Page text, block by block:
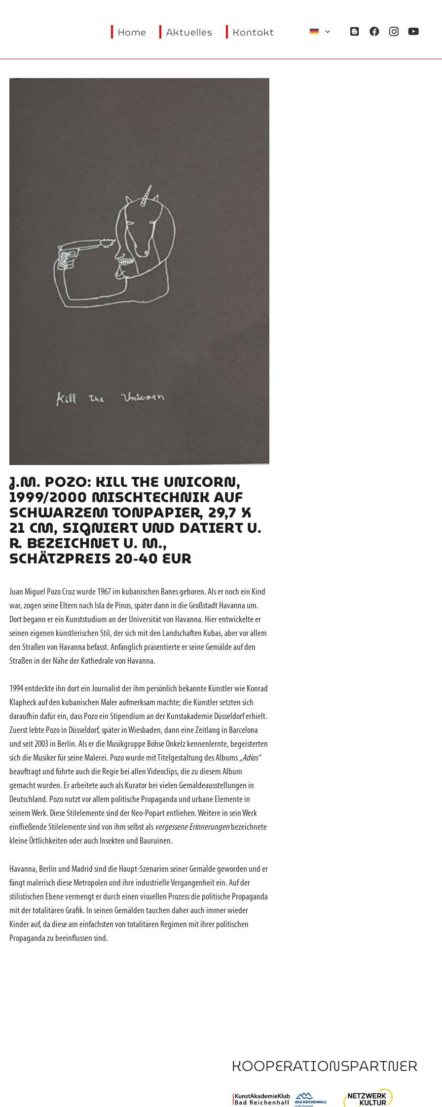
Home Aktuelles Kontakt
J.M. POZO: KILL THE UNICORN,
1999/2000 MISCHTECHNIK AUF
SCHWARZEM TONPAPIER, 29,7 X
21 CM, SIGNIERT UND DATIERT U.
R. BEZEICHNET U. M.,
SCHÄTZPREIS 20-40 EUR
Juan Miguel Pozo Cruz wurde 1967 im kubanischen Banes geboren. Als er noch ein Kind
war, zogen seine Eltern nach Isla de Pinos, später dann in die Großstadt Havanna um.
Dort begann er ein Kunststudium an der Universität von Havanna. Hier entwickelte er
seinen eigenen künstlerischen Stil, der sich mit den Landschaften Kubas, aber vor allem
den Straßen von Havanna befasst. Anfänglich präsentierte er seine Gemälde auf den
Straßen in der Nähe der Kathedrale von Havanna.
1994 entdeckte ihn dort ein Journalist der ihm persönlich bekannte Künstler wie Konrad
Klapheck auf den kubanischen Maler aufmerksam machte; die Künstler setzten sich
daraufhin dafür ein, dass Pozo ein Stipendium an der Kunstakademie Düsseldorf erhielt.
Zuerst lebte Pozo in Düsseldorf, später in Wiesbaden, dann eine Zeitlang in Barcelona
und seit 2003 in Berlin. Als er die Musikgruppe Böhse Onkelz kennenlernte, begeisterten
sich die Musiker für seine Malerei. Pozo wurde mit Titelgestaltung des Albums„Adios“
beauftragt und führte auch die Regie bei allen Videoclips, die zu diesem Album
gemacht wurden. Er arbeitete auch als Kurator bei vielen Gemäldeausstellungen in
Deutschland. Pozo nutzt vor allem politische Propaganda und urbane Elemente in
seinem Werk. Diese Stilelemente sind der Neo-Popart entliehen. Weitere in sein Werk
einfließende Stilelemente sind von ihm selbst als vergessene Erinnerungenbezeichnete
kleine Örtlichkeiten oder auch Insekten und Bauruinen.
Havanna, Berlin und Madrid sind die Haupt-Szenarien seiner Gemälde geworden und er
fängt malerisch diese Metropolen und ihre industrielle Vergangenheit ein. Auf der
stilistischen Ebene vermengt er durch einen visuellen Prozess die politische Propaganda
mit der totalitären Grafik. In seinen Gemälden tauchen daher auch immer wieder
Kinder auf, da diese am einfachsten von totalitären Regimen mit ihrer politischen
Propaganda zu beeinflussen sind.
KOOPERATIONSPARTNER